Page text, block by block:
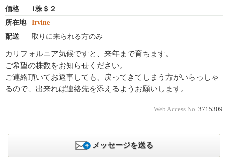
価格
1株＄２
所在地
Irvine
配送
取りに来られる方のみ
カリフォルニア気候ですと、来年まで育ちます。
ご希望の株数をお知らせください。
ご連絡頂いてお返事しても、戻ってきてしまう方がいらっしゃ
るので、出来れば連絡先を添えるようお願いします。
Web Access No. 3715309
メッセージを送る